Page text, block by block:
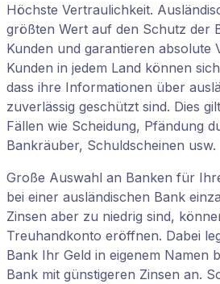
Höchste Vertraulichkeit.
größten Wert auf den Schutz der
Kunden und garantieren absolute
Kunden in jedem Land können
dass ihre Informationen über
zuverlässig geschützt sind. Dies
Fällen wie Scheidung, Pfändung
Bankräuber, Schuldscheinen usw.
Große Auswahl an Banken für
bei einer ausländischen Bank
Zinsen aber zu niedrig sind,
Treuhandkonto eröffnen. Dabei
Bank Ihr Geld in eigenem Namen
Bank mit günstigeren Zinsen an.